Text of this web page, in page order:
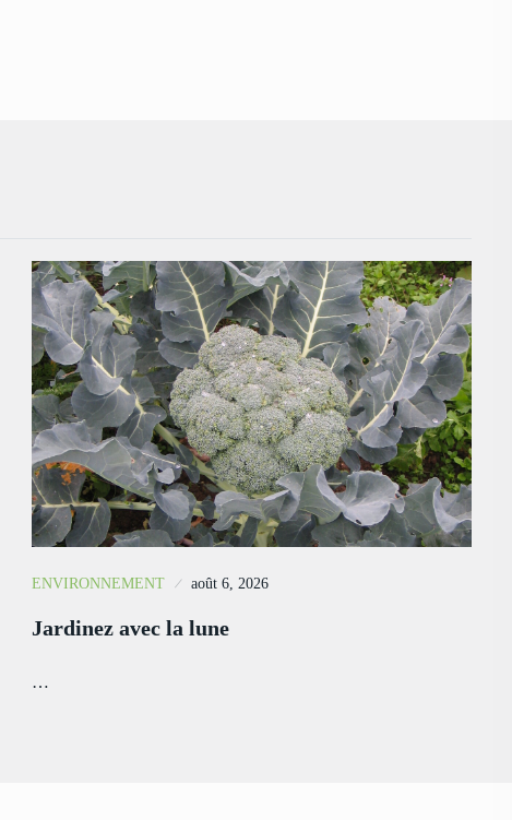
ENVIRONNEMENT août 6, 2026
Jardinez avec la lune
…